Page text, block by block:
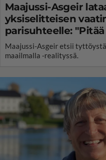
Maajussi-Asgeir
yksiselitteisen
parisuhteelle:
Maajussi-Asgeir etsii
maailmalla -realityssä.